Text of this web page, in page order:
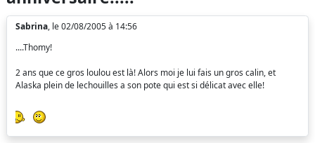
Sabrina, le 02/08/2005 à 14:56
....Thomy!
2 ans que ce gros loulou est là! Alors moi je lui fais un gros calin, et
Alaska plein de lechouilles a son pote qui est si délicat avec elle!